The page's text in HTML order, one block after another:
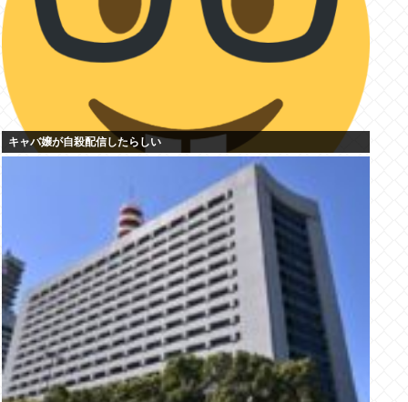
キャバ嬢が自殺配信したらしい